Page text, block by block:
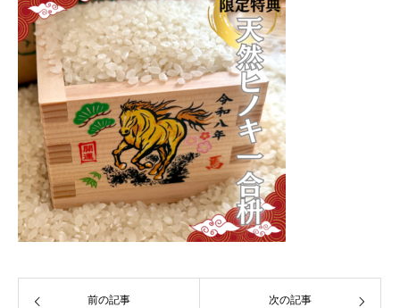
前の記事 次の記事